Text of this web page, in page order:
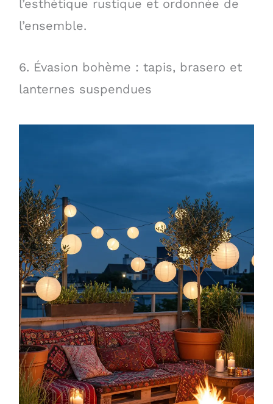
l’esthétique rustique et ordonnée de
l’ensemble.
6. Évasion bohème : tapis, brasero et
lanternes suspendues